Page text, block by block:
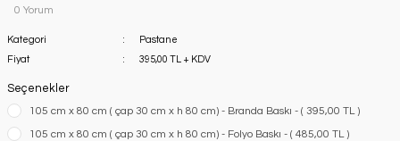
0 Yorum
Kategori
Pastane
Fiyat
395,00 TL + KDV
Seçenekler
105 cm x 80 cm ( çap 30 cm x h 80 cm) - Branda Baskı - ( 395,00 TL )
105 cm x 80 cm ( çap 30 cm x h 80 cm) - Folyo Baskı - ( 485,00 TL )